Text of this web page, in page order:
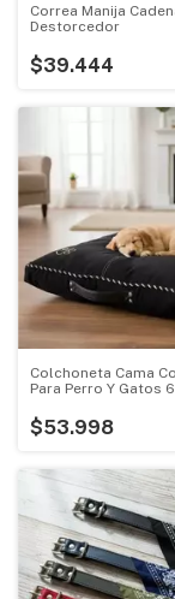
Correa Manija
Destorcedor
$39.444
Colchoneta Cama
Para Perro Y Gatos
$53.998